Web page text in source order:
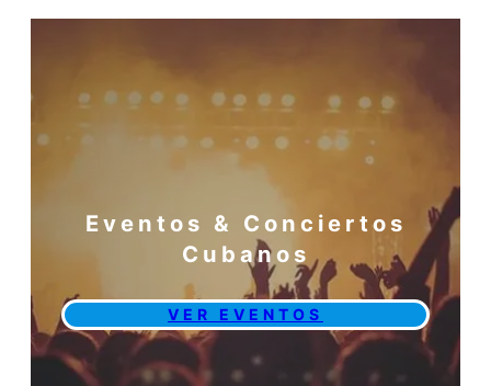
Eventos & Conciertos
Cubanos
VER EVENTOS